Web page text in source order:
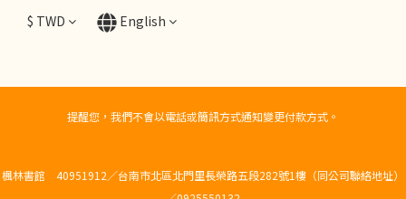
$ TWD English
提醒您，我們不會以電話或簡訊方式通知變更付款方式。
楓林書館 40951912／台南市北區北門里長榮路五段282號1樓（同公司聯絡地址）